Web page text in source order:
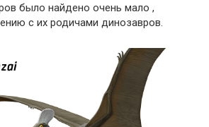
было найдено очень мало ,
с их родичами динозавров.